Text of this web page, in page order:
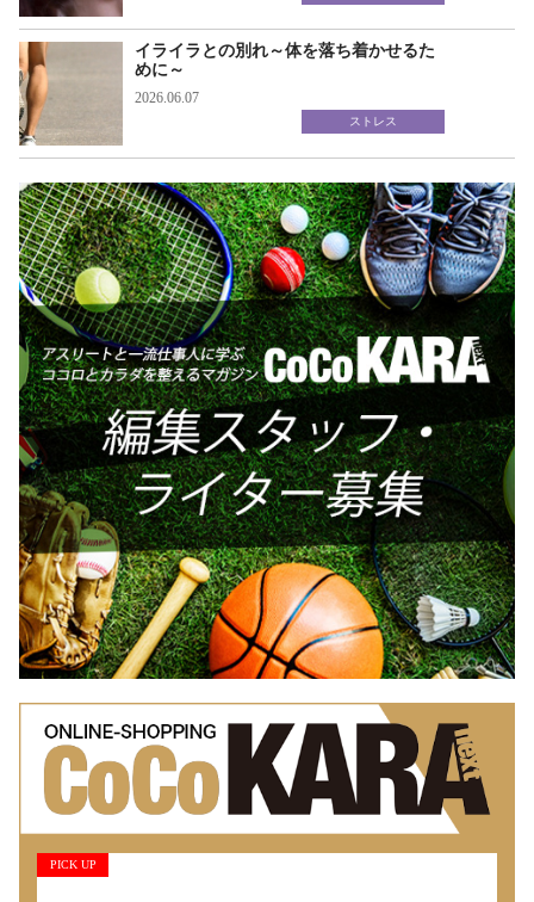
イライラとの別れ～体を落ち着かせるた
めに～
2026.06.07
ストレス
PICK UP